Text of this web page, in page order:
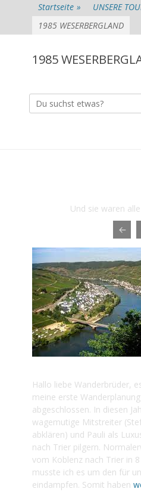
Startseite » UNSERE
1985 WESERBERGLAND
1985
Suche
nach:
Und sie waren
Hallo liebe Wanderbrüder,
meine erste
abgeschlossen. In diesen
wagemutige Mitstreiter
abklären) und Pauli als
nach Trier pilgern.
vom Koblenz nach Trier in
musste ich es um den für
eindampfen. Somit haben